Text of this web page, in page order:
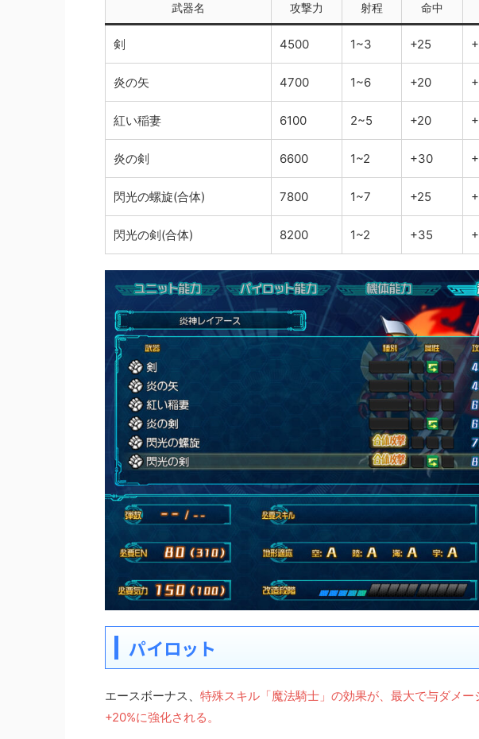
武器名 攻撃力 射程 命中
剣 4500 1~3 +25
炎の矢 4700 1~6 +20
紅い稲妻 6100 2~5 +20
炎の剣 6600 1~2 +30
閃光の螺旋(合体) 7800 1~7 +25
閃光の剣(合体) 8200 1~2 +35
パイロット
エースボーナス、 特殊スキル「魔法騎士」の効果が、最大で与ダメ
+20%に強化される。